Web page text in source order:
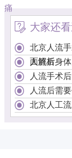
痛
大家还
北京人流
面解析
人流后身
人流手术
人流后需
北京人工